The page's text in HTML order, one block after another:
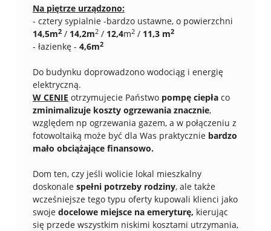
Na piętrze urządzono:
- cztery sypialnie -bardzo ustawne, o powierzchni
14,5m2 / 14,2m2 / 12,4m2 / 11,3 m2
- łazienkę - 4,6m2
Do budynku doprowadzono wodociąg i energię
elektryczną.
W CENIE otrzymujecie Państwo pompę ciepła co
zminimalizuje koszty ogrzewania znacznie,
względem np ogrzewania gazem, a w połączeniu z
fotowoltaiką może być dla Was praktycznie bardzo
mało obciążające finansowo.
Dom ten, czy jeśli wolicie lokal mieszkalny
doskonale spełni potrzeby rodziny, ale także
wcześniejsze tego typu oferty kupowali klienci jako
swoje docelowe miejsce na emeryturę, kierując
się przede wszystkim niskimi kosztami utrzymania,